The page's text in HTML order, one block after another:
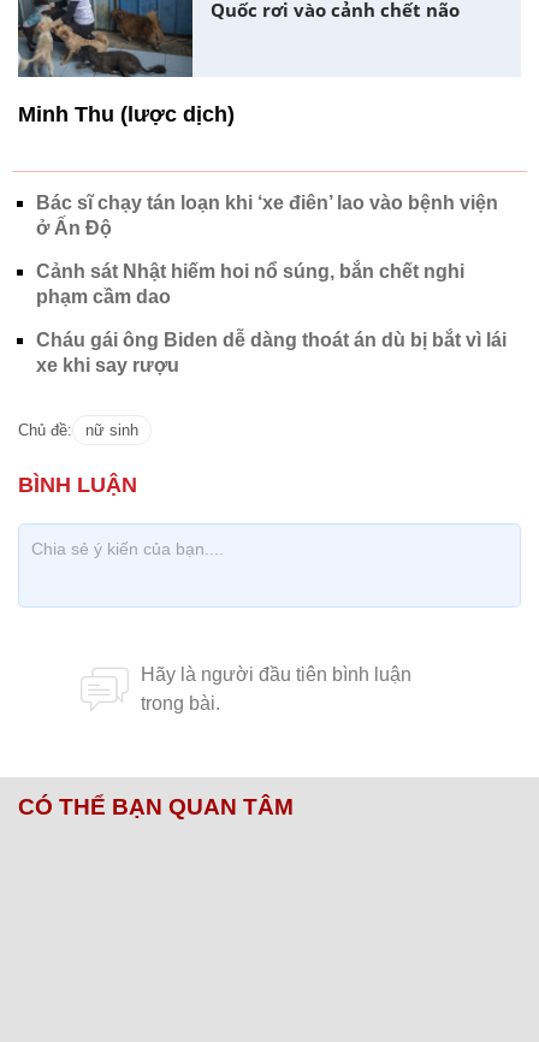
Quốc rơi vào cảnh chết não
Minh Thu (lược dịch)
Bác sĩ chạy tán loạn khi ‘xe điên’ lao vào bệnh viện
ở Ấn Độ
Cảnh sát Nhật hiếm hoi nổ súng, bắn chết nghi
phạm cầm dao
Cháu gái ông Biden dễ dàng thoát án dù bị bắt vì lái
xe khi say rượu
Chủ đề: nữ sinh
CÓ THỂ BẠN QUAN TÂM